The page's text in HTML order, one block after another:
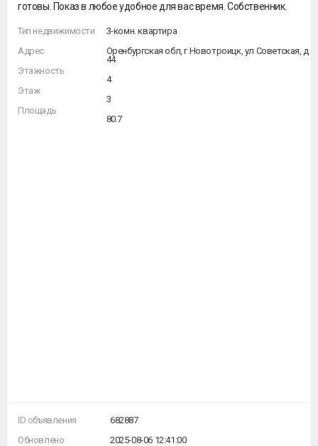
готовы. Показ в любое удобное для вас время. Собственник.
Тип недвижимости
Адрес
Этажность
Этаж
Площадь
3-комн. квартира
Оренбургская обл, г Новотроицк, ул Советская, д
44
4
3
80.7
ID объявления
Обновлено
682887
2025-08-06 12:41:00